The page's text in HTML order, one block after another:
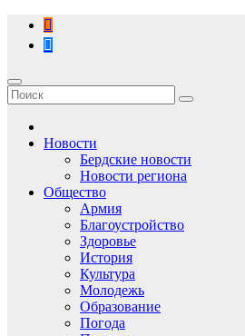
Перейти
содержимому
Новости
Бердские новости
Новости региона
Общество
Армия
Благоустройство
Здоровье
История
Культура
Молодежь
Образование
Погода